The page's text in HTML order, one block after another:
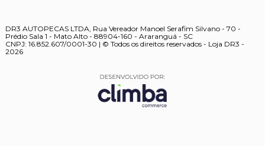
DR3 AUTOPECAS LTDA, Rua Vereador Manoel Serafim Silvano - 70 -
Prédio Sala 1 - Mato Alto - 88904-160 - Araranguá - SC
CNPJ: 16.852.607/0001-30 | © Todos os direitos reservados - Loja DR3 -
2026